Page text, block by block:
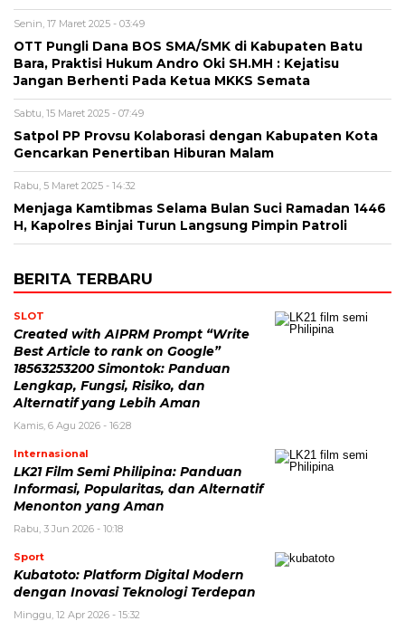
Senin, 17 Maret 2025 - 03:49
OTT Pungli Dana BOS SMA/SMK di Kabupaten Batu
Bara, Praktisi Hukum Andro Oki SH.MH : Kejatisu
Jangan Berhenti Pada Ketua MKKS Semata
Sabtu, 15 Maret 2025 - 07:49
Satpol PP Provsu Kolaborasi dengan Kabupaten Kota
Gencarkan Penertiban Hiburan Malam
Rabu, 5 Maret 2025 - 14:32
Menjaga Kamtibmas Selama Bulan Suci Ramadan 1446
H, Kapolres Binjai Turun Langsung Pimpin Patroli
BERITA TERBARU
SLOT
Created with AIPRM Prompt “Write
Best Article to rank on Google”
18563253200 Simontok: Panduan
Lengkap, Fungsi, Risiko, dan
Alternatif yang Lebih Aman
Kamis, 6 Agu 2026 - 16:28
Internasional
LK21 Film Semi Philipina: Panduan
Informasi, Popularitas, dan Alternatif
Menonton yang Aman
Rabu, 3 Jun 2026 - 10:18
Sport
Kubatoto: Platform Digital Modern
dengan Inovasi Teknologi Terdepan
Minggu, 12 Apr 2026 - 15:32